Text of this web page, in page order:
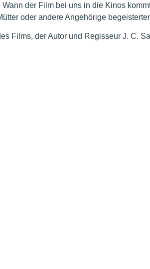
der Film bei uns in die Kinos
oder andere Angehörige
Films, der Autor und Regisseur J. C.